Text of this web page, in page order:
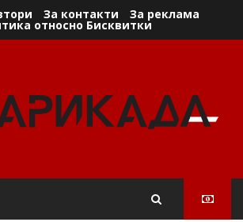
За контакти За реклама
относно Бисквитки